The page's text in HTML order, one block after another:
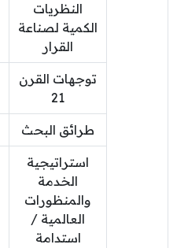
النظريات
الكمية لصناعة
القرار
توجهات القرن
21
طرائق البحث
استراتيجية
الخدمة
والمنظورات
العالمية /
استدامة